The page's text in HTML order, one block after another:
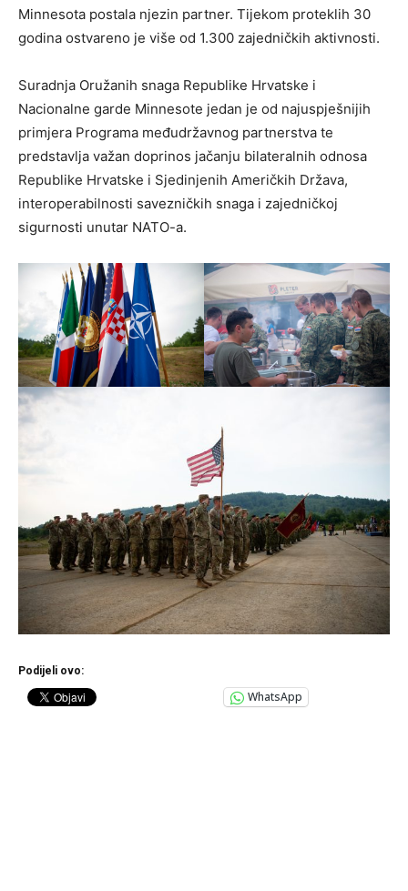
Minnesota postala njezin partner. Tijekom proteklih 30
godina ostvareno je više od 1.300 zajedničkih aktivnosti.
Suradnja Oružanih snaga Republike Hrvatske i
Nacionalne garde Minnesote jedan je od najuspješnijih
primjera Programa međudržavnog partnerstva te
predstavlja važan doprinos jačanju bilateralnih odnosa
Republike Hrvatske i Sjedinjenih Američkih Država,
interoperabilnosti savezničkih snaga i zajedničkoj
sigurnosti unutar NATO-a.
Podijeli ovo:
WhatsApp